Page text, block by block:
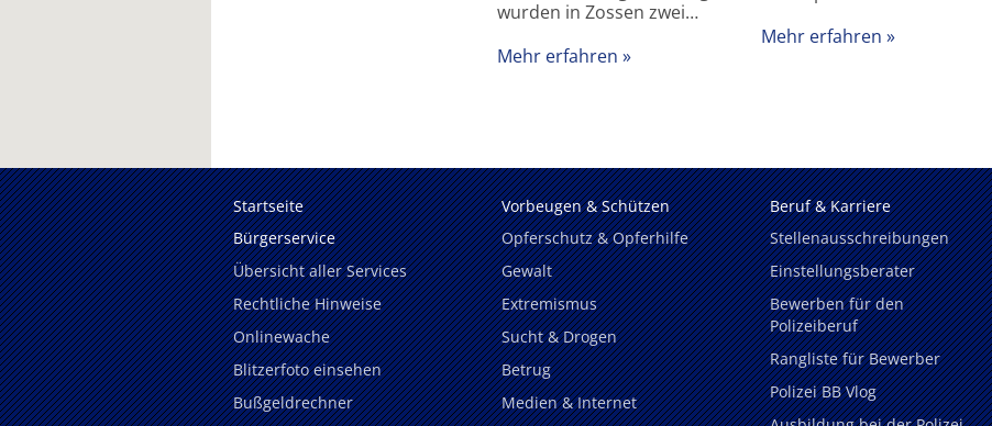
wurden in Zossen zwei…
Mehr erfahren
Mehr erfahren
Startseite
Bürgerservice
Übersicht aller Services
Rechtliche Hinweise
Onlinewache
Blitzerfoto einsehen
Bußgeldrechner
Vorbeugen & Schützen
Opferschutz & Opferhilfe
Gewalt
Extremismus
Sucht & Drogen
Betrug
Medien & Internet
Beruf & Karriere
Stellenausschreibungen
Einstellungsberater
Bewerben für den
Polizeiberuf
Rangliste für Bewerber
Polizei BB Vlog